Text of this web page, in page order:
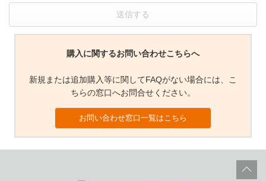
送信する
購入に関するお問い合わせこちらへ
新規または追加購入等に関してFAQがない場合には、こ
ちらの窓口へお問合せください。
お問い合わせ窓口一覧はこちら